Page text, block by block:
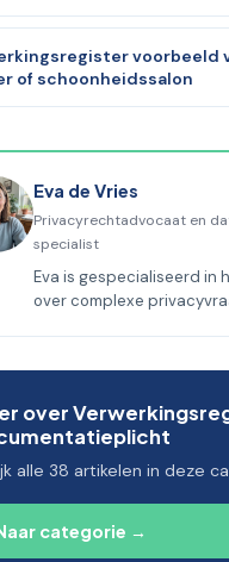
voorbeeld
of schoonheidssalon
Eva de Vries
Privacyrechtadvocaat en
specialist
Eva is gespecialiseerd in
over complexe
over
alle 38 artikelen in deze
categorie →